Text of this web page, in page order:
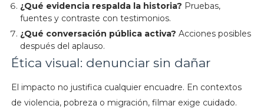
¿Qué evidencia respalda la historia? Pruebas,
fuentes y contraste con testimonios.
¿Qué conversación pública activa? Acciones posibles
después del aplauso.
Ética visual: denunciar sin dañar
El impacto no justifica cualquier encuadre. En contextos
de violencia, pobreza o migración, filmar exige cuidado.